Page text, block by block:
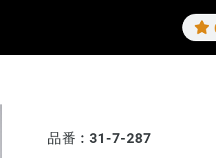
品番 : 31-7-287